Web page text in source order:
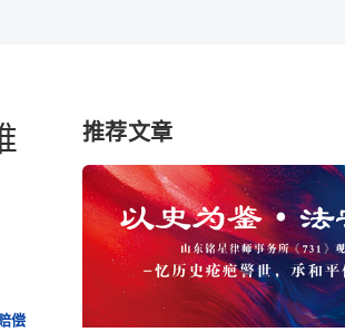
偿
推荐文章